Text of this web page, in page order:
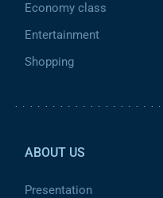
Economy class
Entertainment
Shopping
ABOUT US
Presentation